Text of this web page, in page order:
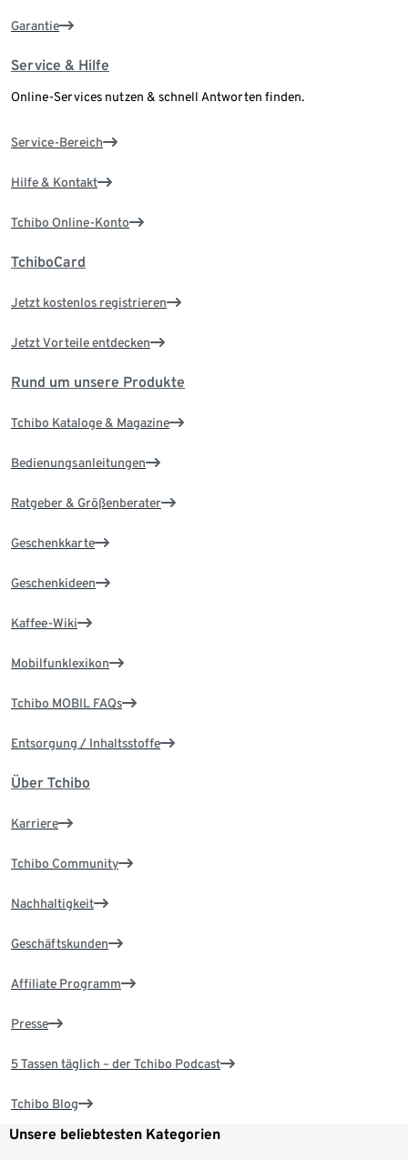
Garantie
Service & Hilfe
Online-Services nutzen & schnell Antworten finden.
Service-Bereich
Hilfe & Kontakt
Tchibo Online-Konto
TchiboCard
Jetzt kostenlos registrieren
Jetzt Vorteile entdecken
Rund um unsere Produkte
Tchibo Kataloge & Magazine
Bedienungsanleitungen
Ratgeber & Größenberater
Geschenkkarte
Geschenkideen
Kaffee-Wiki
Mobilfunklexikon
Tchibo MOBIL FAQs
Entsorgung / Inhaltsstoffe
Über Tchibo
Karriere
Tchibo Community
Nachhaltigkeit
Geschäftskunden
Affiliate Programm
Presse
5 Tassen täglich – der Tchibo Podcast
Tchibo Blog
Unsere beliebtesten Kategorien